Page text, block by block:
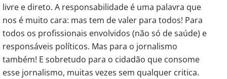
livre e direto. A responsabilidade é uma palavra que
nos é muito cara: mas tem de valer para todos! Para
todos os profissionais envolvidos (não só de saúde) e
responsáveis políticos. Mas para o jornalismo
também! E sobretudo para o cidadão que consome
esse jornalismo, muitas vezes sem qualquer critica.